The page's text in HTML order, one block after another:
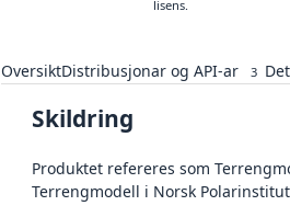
lisens.
OversiktDistribusjonar og API-ar 3
Skildring
Produktet refereres som
Terrengmodell i Norsk